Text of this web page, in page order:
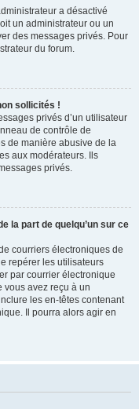
a désactivé
un administrateur ou un
des messages privés. Pour
du forum.
sollicités !
privés d’un utilisateur
de contrôle de
de manière abusive de la
aux modérateurs. Ils
privés.
la part de quelqu’un sur ce
courriers électroniques de
repérer les utilisateurs
par courrier électronique
avez reçu à un
les en-têtes contenant
Il pourra alors agir en